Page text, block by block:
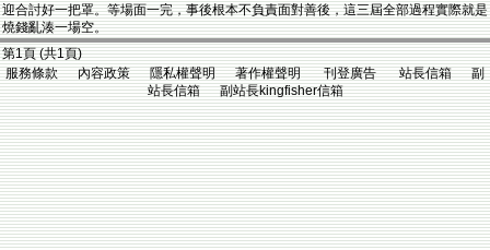
迎合討好一把罩。等場面一完，事後根本不負責面對善後，這三屆全部過程實際就是
燒錢亂湊一場空。
第1頁 (共1頁)
服務條款 內容政策 隱私權聲明 著作權聲明 刊登廣告 站長信箱 副
站長信箱 副站長kingfisher信箱